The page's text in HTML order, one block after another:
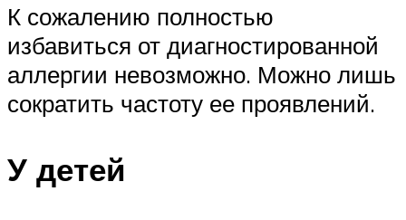
К сожалению полностью
избавиться от диагностированной
аллергии невозможно. Можно лишь
сократить частоту ее проявлений.
У детей